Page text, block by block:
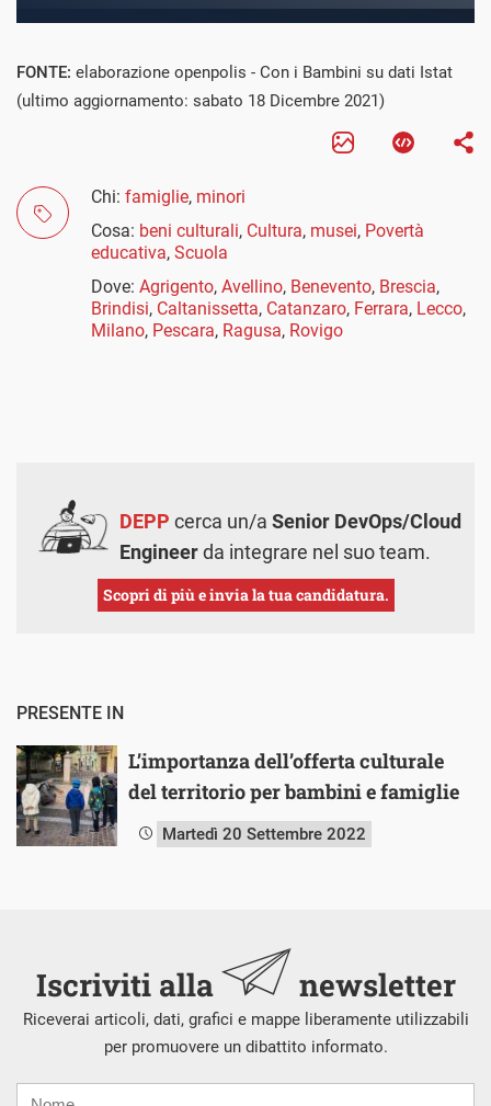
FONTE: elaborazione openpolis - Con i Bambini su dati Istat
(ultimo aggiornamento: sabato 18 Dicembre 2021)
Chi: famiglie, minori
Cosa: beni culturali, Cultura, musei, Povertà
educativa, Scuola
Dove: Agrigento, Avellino, Benevento, Brescia,
Brindisi, Caltanissetta, Catanzaro, Ferrara, Lecco,
Milano, Pescara, Ragusa, Rovigo
DEPP cerca un/a Senior DevOps/Cloud
Engineerda integrare nel suo team.
Scopri di più e invia la tua candidatura.
PRESENTE IN
L’importanza dell’offerta culturale
del territorio per bambini e famiglie
Martedì 20 Settembre 2022
Iscriviti alla newsletter
Riceverai articoli, dati, grafici e mappe liberamente utilizzabili
per promuovere un dibattito informato.